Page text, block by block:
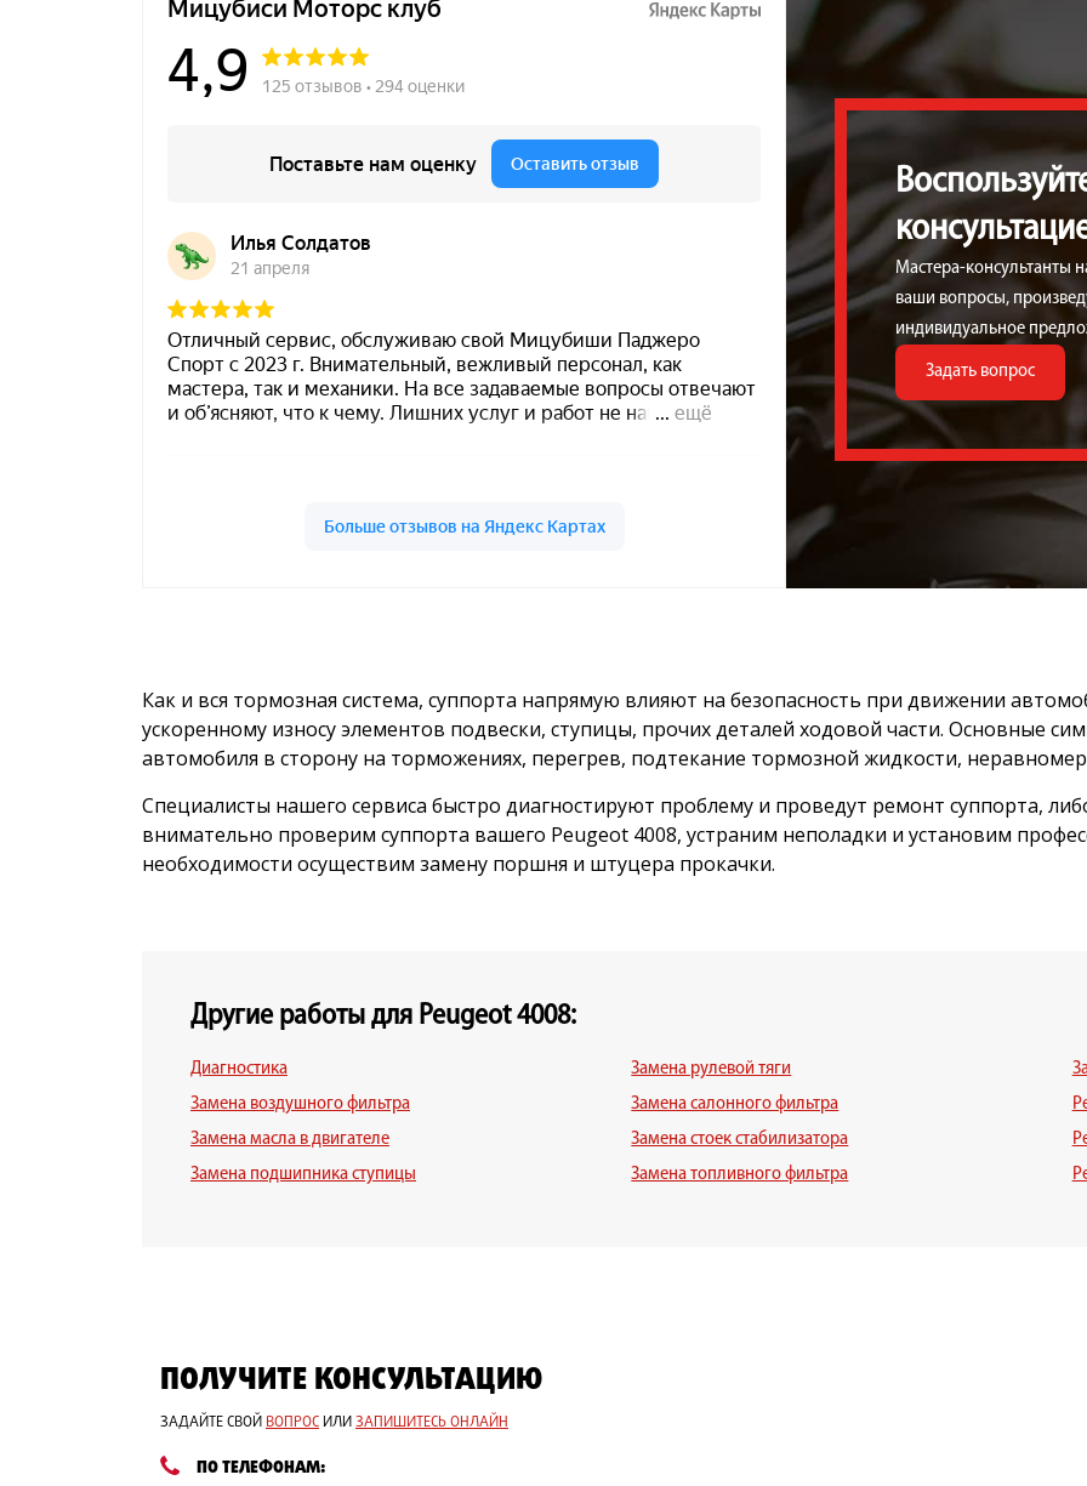
Мастера-консультанты
ваши вопросы,
индивидуальное
Задать вопрос
Как и вся тормозная система, суппорта напрямую влияют на безопасность при движении
ускоренному износу элементов подвески, ступицы, прочих деталей ходовой части. Основные
автомобиля в сторону на торможениях, перегрев, подтекание тормозной жидкости,
Специалисты нашего сервиса быстро диагностируют проблему и проведут ремонт суппорта,
внимательно проверим суппорта вашего Peugeot 4008, устраним неполадки и установим
необходимости осуществим замену поршня и штуцера прокачки.
Другие работы для Peugeot 4008:
Диагностика
Замена воздушного фильтра
Замена масла в двигателе
Замена подшипника ступицы
Замена рулевой тяги
Замена салонного фильтра
Замена стоек стабилизатора
Замена топливного фильтра
ПОЛУЧИТЕ КОНСУЛЬТАЦИЮ
ЗАДАЙТЕ СВОЙВОПРОС ИЛИЗАПИШИТЕСЬ ОНЛАЙН
ПО ТЕЛЕФОНАМ: